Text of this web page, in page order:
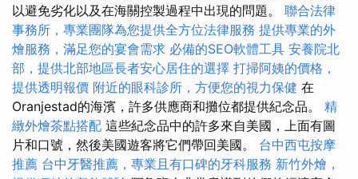
以避免劣化以及在海關控製過程中出現的問題。 聯合法律
事務所，專業團隊為您提供全方位法律服務 提供專業的外
燴服務，滿足您的宴會需求 必備的SEO軟體工具 安養院北
部，提供北部地區長者安心居住的選擇 打掃阿姨的價格，
提供透明報價 附近的眼科診所，方便您的視力保健 在
Oranjestad的海濱，許多供應商和攤位都提供紀念品。 精
緻外燴茶點搭配 這些紀念品中的許多來自美國，上面有圖
片和口號，然後美國遊客將它們帶回美國。 台中西屯按摩
推薦 台中牙醫推薦，專業且有口碑的牙科服務 新竹外燴，